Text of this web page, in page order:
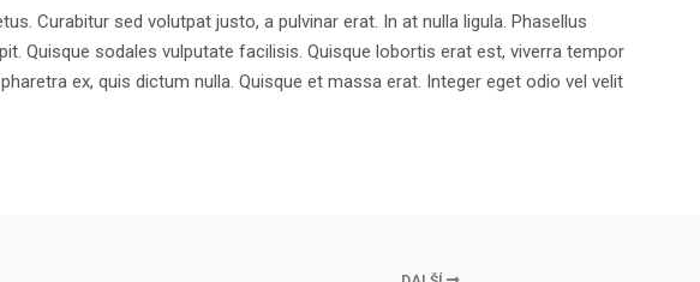
Curabitur sed volutpat justo, a pulvinar erat. In at nulla ligula. Phasellus
Quisque sodales vulputate facilisis. Quisque lobortis erat est, viverra tempor
ex, quis dictum nulla. Quisque et massa erat. Integer eget odio vel velit